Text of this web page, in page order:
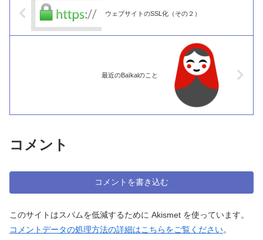
ウェブサイトのSSL化（その２）
最近のBaïkalのこと
コメント
コメントを書き込む
このサイトはスパムを低減するために Akismet を使っています。
コメントデータの処理方法の詳細はこちらをご覧ください。